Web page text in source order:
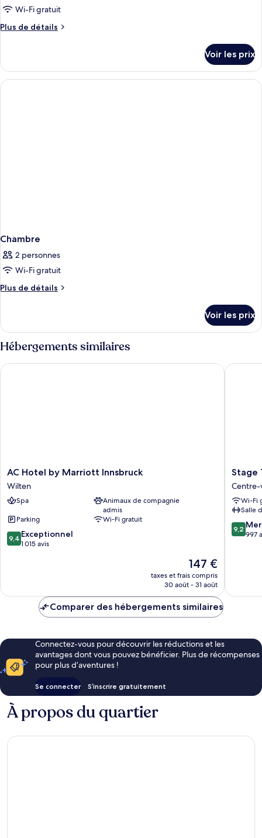
Wi-Fi gratuit
Plus de détails
Plus
le
type
de
Voir les prix
Chambre
2 personnes
Wi-Fi gratuit
Plus de détails
Plus
le
type
de
Chambre
Voir les prix
Hébergements similaires
AC
Hotel
by
Marriott
Wilten
AC Hotel by Marriott Innsbruck
Wilten
Spa
Animaux de compagnie
admis
Parking
Wi-Fi gratuit
9.4
sur
9,4 Exceptionnel
1 015 avis
Le
nouveau
prix
de
147 €
taxes et frais compris
30 août - 31 août
AC Hotel by Marriott Innsbruck
Stage
12
Hotel
by
Penz
Centre-
ville
Stage
Centre-
Wi-Fi
Salle
9.2
sur
9,2
997
Stage
Comparer des hébergements similaires
Connectez-vous pour découvrir les réductions et les
avantages dont vous pouvez bénéficier. Plus de récompenses
pour plus d’aventures !
Se connecter S’inscrire gratuitement
À propos du quartier